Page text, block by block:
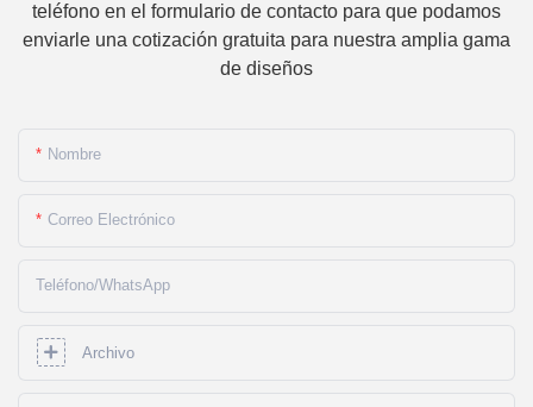
teléfono en el formulario de contacto para que podamos
enviarle una cotización gratuita para nuestra amplia gama
de diseños
Nombre
Correo Electrónico
Teléfono/WhatsApp
Archivo